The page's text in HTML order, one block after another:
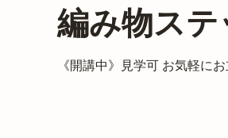
編み物ス
《開講中》見学可 お気軽に